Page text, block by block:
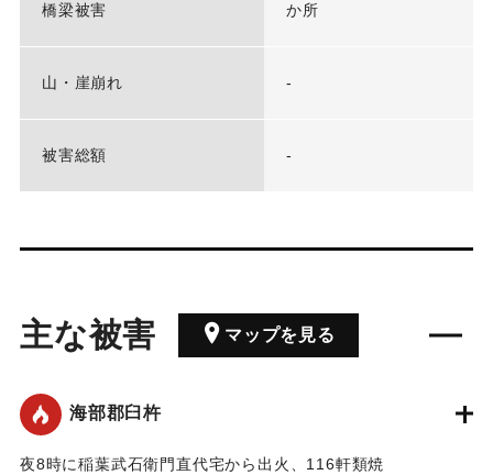
橋梁被害 か所
山・崖崩れ -
被害総額 -
主な被害 マップを見る
海部郡臼杵
夜8時に稲葉武石衛門直代宅から出火、116軒類焼